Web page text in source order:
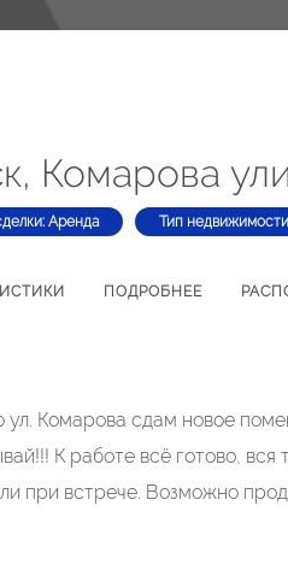
Комарова
Аренда Тип
ПОДРОБНЕЕ
ул. Комарова сдам новое
К работе всё готово, вся
при встрече. Возможно